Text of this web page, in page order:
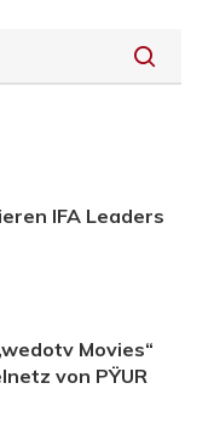
IFA Leaders
Movies“
von PŸUR